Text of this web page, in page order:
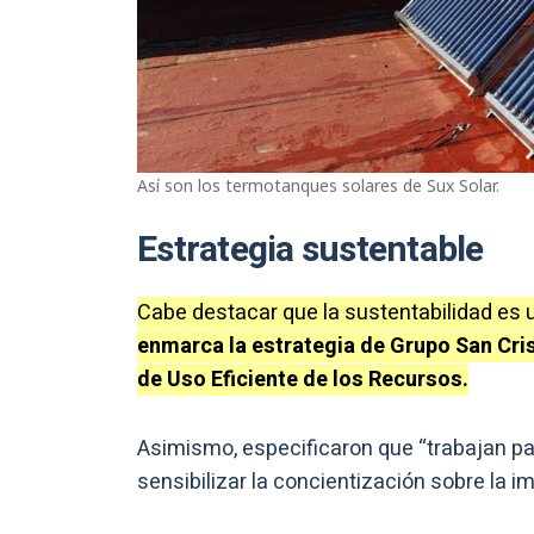
Así son los termotanques solares de Sux Solar.
Estrategia sustentable
Cabe destacar que la sustentabilidad es
enmarca la estrategia de Grupo San
de Uso Eficiente de los Recursos.
Asimismo, especificaron que “trabajan
sensibilizar la concientización sobre la